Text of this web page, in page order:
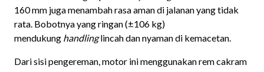
160 mm juga menambah rasa aman di jalanan yang tidak
rata. Bobotnya yang ringan (±106 kg)
mendukung handlinglincah dan nyaman di kemacetan.
Dari sisi pengereman, motor ini menggunakan rem cakram